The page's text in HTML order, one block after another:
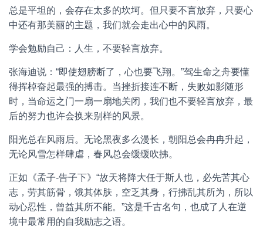
总是平坦的，会存在太多的坎坷。但只要不言放弃，只要心
中还有那美丽的主题，我们就会走出心中的风雨。
学会勉励自己：人生，不要轻言放弃。
张海迪说：“即使翅膀断了，心也要飞翔。”驾生命之舟要懂
得挥棹奋起最强的搏击。当挫折接连不断，失败如影随形
时，当命运之门一扇一扇地关闭，我们也不要轻言放弃，最
后的努力也许会换来别样的风景。
阳光总在风雨后。无论黑夜多么漫长，朝阳总会冉冉升起，
无论风雪怎样肆虐，春风总会缓缓吹拂。
正如《孟子-告子下》“故天将降大任于斯人也，必先苦其心
志，劳其筋骨，饿其体肤，空乏其身，行拂乱其所为，所以
动心忍性，曾益其所不能。”这是千古名句，也成了人在逆
境中最常用的自我励志之语。